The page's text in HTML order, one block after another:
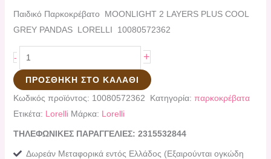
Παιδικό Παρκοκρέβατο MOONLIGHT 2 LAYERS PLUS COOL
GREY PANDAS LORELLI 10080572362
- +
ΠΡΟΣΘΉΚΗ ΣΤΟ ΚΑΛΆΘΙ
Κωδικός προϊόντος: 10080572362 Κατηγορία: παρκοκρέβατα
Ετικέτα: Lorelli Μάρκα: Lorelli
ΤΗΛΕΦΩΝΙΚΕΣ ΠΑΡΑΓΓΕΛΙΕΣ: 2315532844
Δωρεάν Μεταφορικά εντός Ελλάδος (Εξαιρούνται ογκώδη